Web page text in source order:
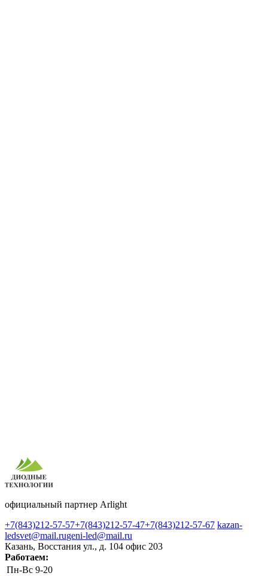
официальный партнер Arlight
+7(843)212-57-57+7(843)212-57-47+7(843)212-57-67 kazan-
ledsvet@mail.rugeni-led@mail.ru
Казань, Восстания ул., д. 104 офис 203
Работаем:
Пн-Вс 9-20